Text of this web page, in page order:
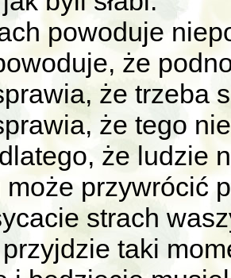
powoduje
że
że trzeba
że tego
że ludzie
może przywrócić
strach
taki